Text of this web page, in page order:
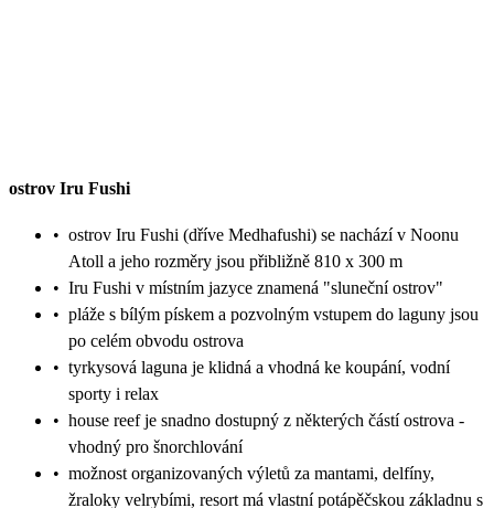
ostrov Iru Fushi
• ostrov Iru Fushi (dříve Medhafushi) se nachází v Noonu
Atoll a jeho rozměry jsou přibližně 810 x 300 m
• Iru Fushi v místním jazyce znamená "sluneční ostrov"
• pláže s bílým pískem a pozvolným vstupem do laguny jsou
po celém obvodu ostrova
• tyrkysová laguna je klidná a vhodná ke koupání, vodní
sporty i relax
• house reef je snadno dostupný z některých částí ostrova -
vhodný pro šnorchlování
• možnost organizovaných výletů za mantami, delfíny,
žraloky velrybími, resort má vlastní potápěčskou základnu s